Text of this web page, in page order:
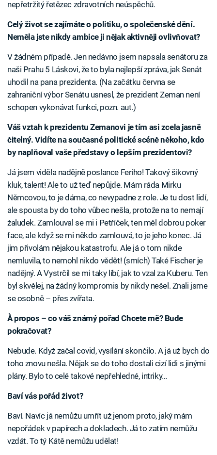
nepřetržitý řetězec zdravotních neúspěchů.
Celý život se zajímáte o politiku, o společenské dění.
Neměla jste nikdy ambice ji nějak aktivněji ovlivňovat?
V žádném případě. Jen nedávno jsem napsala senátoru za
naši Prahu 5 Láskovi, že to byla nejlepší zpráva, jak Senát
uhodil na pana prezidenta. (Na začátku června se
zahraniční výbor Senátu usnesl, že prezident Zeman není
schopen vykonávat funkci, pozn. aut.)
Váš vztah k prezidentu Zemanovi je tím asi zcela jasně
čitelný. Vidíte na současné politické scéně někoho, kdo
by naplňoval vaše představy o lepším prezidentovi?
Já jsem viděla nadějně poslance Feriho! Takový šikovný
kluk, talent! Ale to už teď nepůjde. Mám ráda Mirku
Němcovou, to je dáma, co nevypadne z role. Je tu dost lidí,
ale spousta by do toho vůbec nešla, protože na to nemají
žaludek. Zamlouval se mi i Petříček, ten měl dobrou poker
face, ale když se mi někdo zamlouvá, to je jeho konec. Já
jim přivolám nějakou katastrofu. Ale já o tom nikde
nemluvila, to nemohl nikdo vědět! (smích) Také Fischer je
nadějný. A Vystrčil se mi taky líbí, jak to vzal za Kuberu. Ten
byl skvělej, na žádný kompromis by nikdy nešel. Znali jsme
se osobně – přes zvířata.
À propos – co váš známý pořad Chcete mě? Bude
pokračovat?
Nebude. Když začal covid, vysílání skončilo. A já už bych do
toho znovu nešla. Nějak se do toho dostali cizí lidi s jinými
plány. Bylo to celé takové nepřehledné, intriky…
Baví vás pořád život?
Baví. Navíc já nemůžu umřít už jenom proto, jaký mám
nepořádek v papírech a dokladech. Já to zatím nemůžu
vzdát. To tý Kátě nemůžu udělat!